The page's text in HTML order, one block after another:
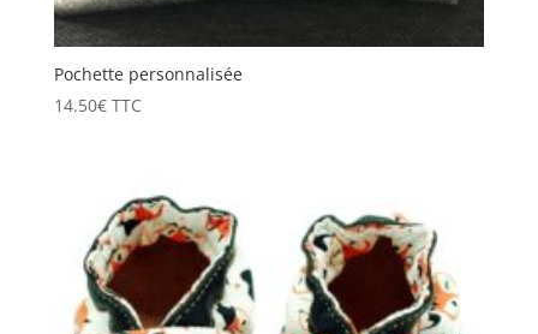
Pochette personnalisée
14.50€ TTC